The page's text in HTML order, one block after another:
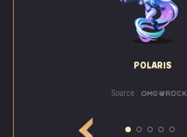
POLARIS
Source :